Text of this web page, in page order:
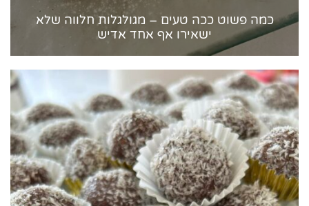
כמה פשוט ככה טעים – מגולגלות חלווה שלא
ישאירו אף אחד אדיש